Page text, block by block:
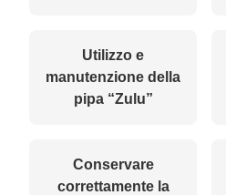
Utilizzo e
manutenzione della
pipa “Zulu”
Conservare
correttamente la